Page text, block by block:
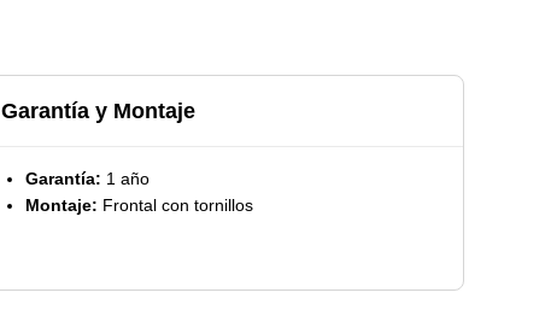
Garantía y Montaje
Garantía: 1 año
Montaje: Frontal con tornillos